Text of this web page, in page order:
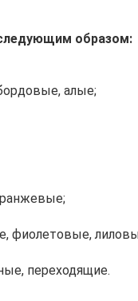
образом:
алые;
фиолетовые,
переходящие.